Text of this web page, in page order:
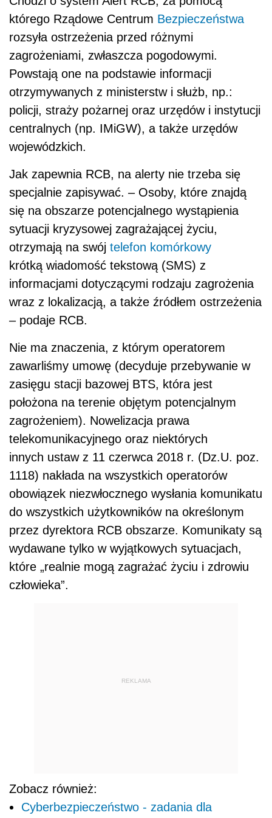
którego Rządowe Centrum Bezpieczeństwa
rozsyła ostrzeżenia przed różnymi
zagrożeniami, zwłaszcza pogodowymi.
Powstają one na podstawie informacji
otrzymywanych z ministerstw i służb, np.:
policji, straży pożarnej oraz urzędów i instytucji
centralnych (np. IMiGW), a także urzędów
wojewódzkich.
Jak zapewnia RCB, na alerty nie trzeba się
specjalnie zapisywać. – Osoby, które znajdą
się na obszarze potencjalnego wystąpienia
sytuacji kryzysowej zagrażającej życiu,
otrzymają na swój telefon komórkowy
krótką wiadomość tekstową (SMS) z
informacjami dotyczącymi rodzaju zagrożenia
wraz z lokalizacją, a także źródłem ostrzeżenia
– podaje RCB.
Nie ma znaczenia, z którym operatorem
zawarliśmy umowę (decyduje przebywanie w
zasięgu stacji bazowej BTS, która jest
położona na terenie objętym potencjalnym
zagrożeniem). Nowelizacja prawa
telekomunikacyjnego oraz niektórych
innych ustaw z 11 czerwca 2018 r. (Dz.U. poz.
1118) nakłada na wszystkich operatorów
obowiązek niezwłocznego wysłania komunikatu
do wszystkich użytkowników na określonym
przez dyrektora RCB obszarze. Komunikaty są
wydawane tylko w wyjątkowych sytuacjach,
które „realnie mogą zagrażać życiu i zdrowiu
człowieka”.
REKLAMA
Zobacz również:
Cyberbezpieczeństwo - zadania dla